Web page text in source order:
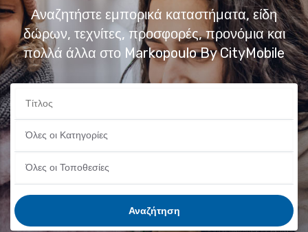
Αναζητήστε εμπορικά καταστήματα, είδη
δώρων, τεχνίτες, προσφορές, προνόμια και
πολλά άλλα στο Markopoulo By CityMobile